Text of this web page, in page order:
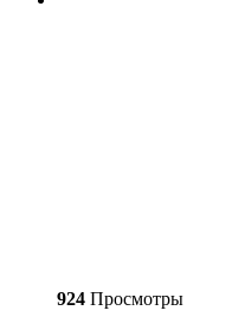
924 Просмотры